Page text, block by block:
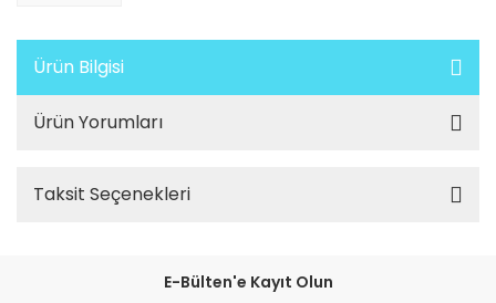
Ürün Bilgisi
Ürün Yorumları
Taksit Seçenekleri
E-Bülten'e Kayıt Olun